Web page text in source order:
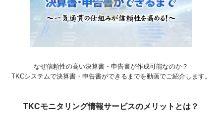
なぜ信頼性の高い決算書・申告書が作成可能なのか？
TKCシステムで決算書・申告書ができるまでを動画でご紹介します。
TKCモニタリング情報サービスのメリットとは？